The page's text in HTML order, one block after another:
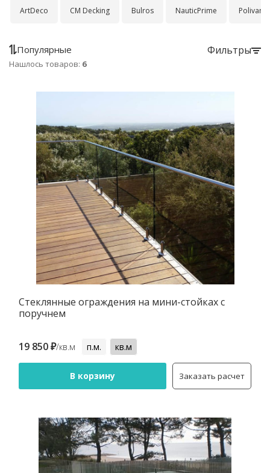
ArtDeco CM Decking Bulros NauticPrime Polivan
Популярные Фильтры
Нашлось товаров: 6
Стеклянные ограждения на мини-стойках с
поручнем
19 850 ₽/кв.м п.м. кв.м
В корзину Заказать расчет